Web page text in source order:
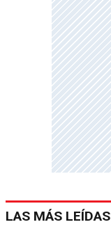
LAS MÁS LEÍDAS